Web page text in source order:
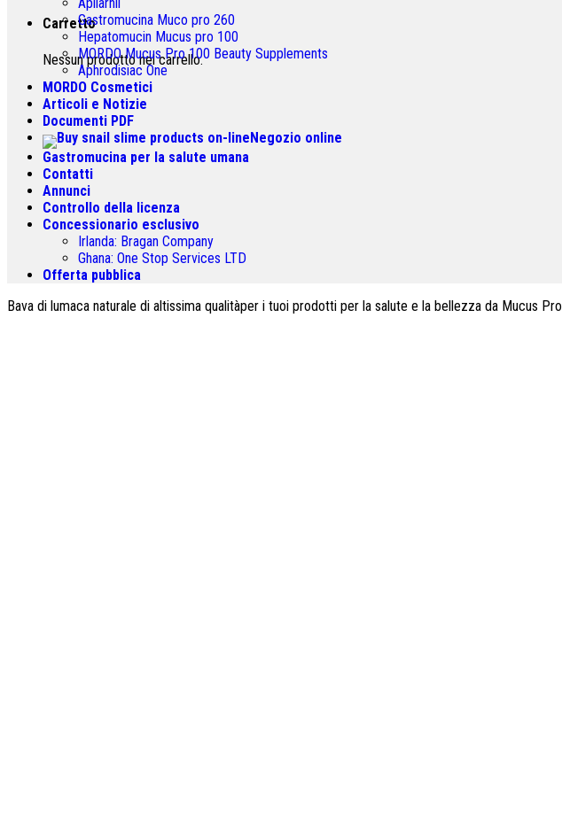
Carretto
Nessun prodotto nel carrello.
Gastromucina Muco pro 260
Hepatomucin Mucus pro 100
MORDO Mucus Pro100 Beauty Supplements
Aphrodisiac One
MORDO Cosmetici
Articoli e Notizie
Documenti PDF
Negozio online
Gastromucina per la salute umana
Contatti
Annunci
Controllo della licenza
Concessionario esclusivo
Irlanda: Bragan Company
Ghana: One Stop Services LTD
Offerta pubblica
Bava di lumaca naturale di altissima qualitàper i tuoi prodotti per la salute e la bellezza da Mucus Pro